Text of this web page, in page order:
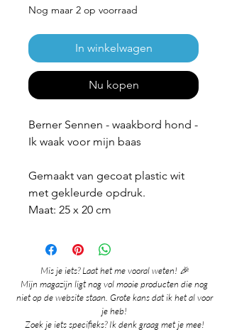
Nog maar 2 op voorraad
In winkelwagen
Nu kopen
Berner Sennen - waakbord hond -
Ik waak voor mijn baas
Gemaakt van gecoat plastic wit
met gekleurde opdruk.
Maat: 25 x 20 cm
Mis je iets? Laat het me vooral weten! 🎉
Mijn magazijn ligt nog vol mooie producten die nog
niet op de website staan. Grote kans dat ik het al voor
je heb!
Zoek je iets specifieks? Ik denk graag met je mee!